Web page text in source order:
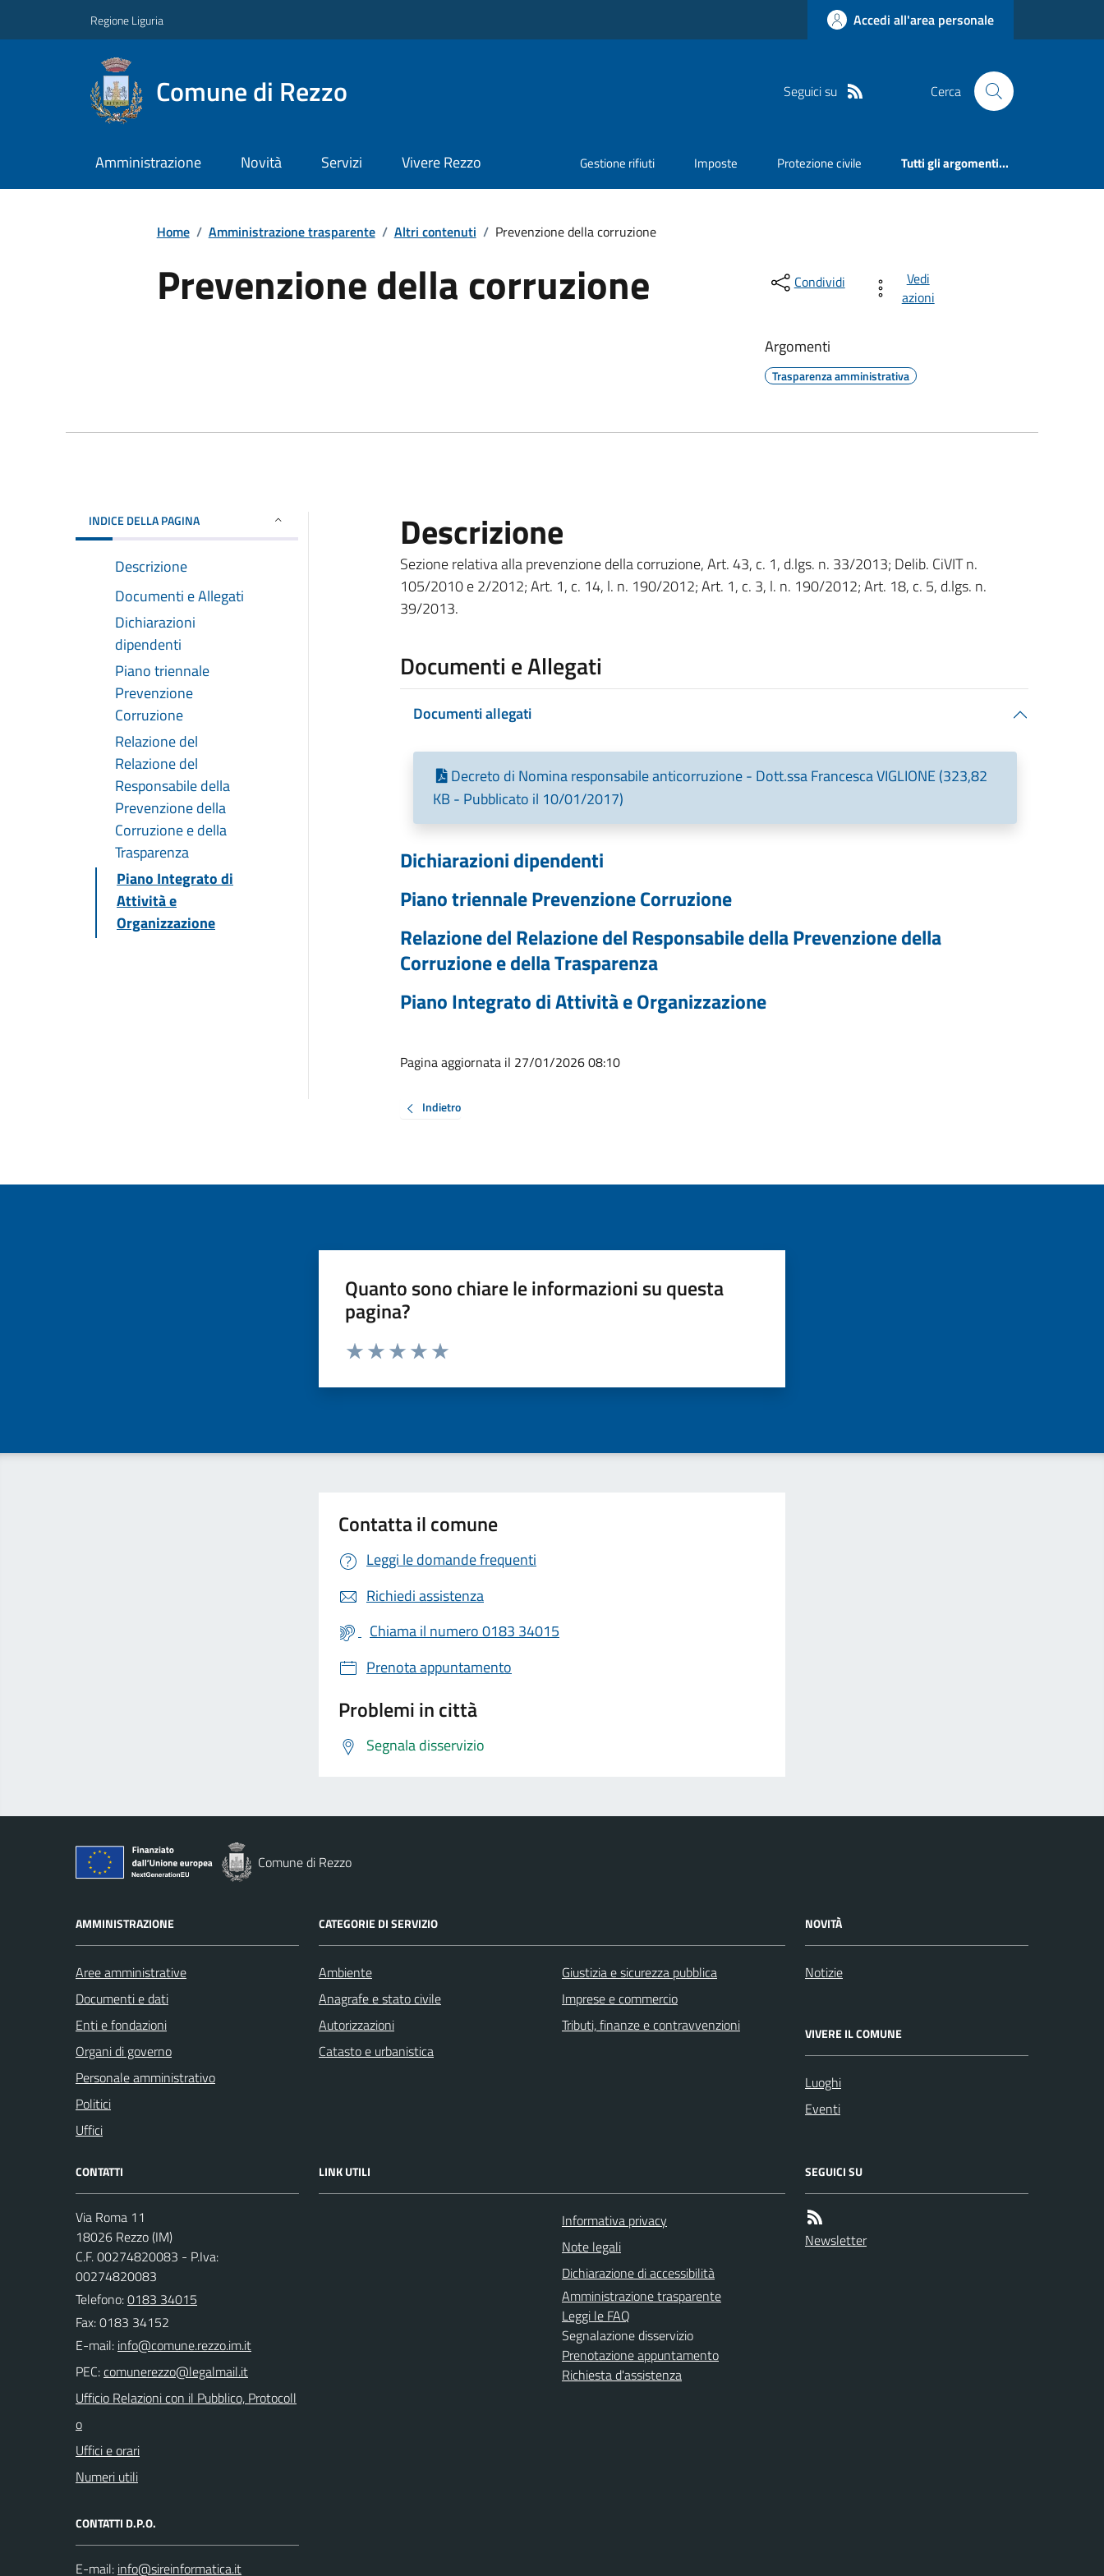
Regione Liguria Accedi all'area personale
Comune di Rezzo Seguici su Cerca
Amministrazione Novità Servizi Vivere Rezzo Gestione rifiuti Imposte Protezione civile Tutti gli argomenti...
Home / Amministrazione trasparente / Altri contenuti / Prevenzione della corruzione
Prevenzione della corruzione Condividi
Vedi
azioni
Argomenti
Trasparenza amministrativa
INDICE DELLA PAGINA
Descrizione
Documenti e Allegati
Dichiarazioni
dipendenti
Piano triennale
Prevenzione
Corruzione
Relazione del
Relazione del
Responsabile della
Prevenzione della
Corruzione e della
Trasparenza
Piano Integrato di
Attività e
Organizzazione
Descrizione
Sezione relativa alla prevenzione della corruzione, Art. 43, c. 1, d.lgs. n. 33/2013; Delib. CiVIT n.
105/2010 e 2/2012; Art. 1, c. 14, l. n. 190/2012; Art. 1, c. 3, l. n. 190/2012; Art. 18, c. 5, d.lgs. n.
39/2013.
Documenti e Allegati
Documenti allegati
Decreto di Nomina responsabile anticorruzione - Dott.ssa Francesca VIGLIONE (323,82
KB - Pubblicato il 10/01/2017)
Dichiarazioni dipendenti
Piano triennale Prevenzione Corruzione
Relazione del Relazione del Responsabile della Prevenzione della
Corruzione e della Trasparenza
Piano Integrato di Attività e Organizzazione
Pagina aggiornata il 27/01/2026 08:10
Indietro
Quanto sono chiare le informazioni su questa
pagina?
Valuta da 1 a 5 stelle la pagina
Contatta il comune
Leggi le domande frequenti
Richiedi assistenza
Chiama il numero 0183 34015
Prenota appuntamento
Problemi in città
Segnala disservizio
Comune di Rezzo
AMMINISTRAZIONE
Aree amministrative
Documenti e dati
Enti e fondazioni
Organi di governo
Personale amministrativo
Politici
Uffici
CATEGORIE DI SERVIZIO
Ambiente
Anagrafe e stato civile
Autorizzazioni
Catasto e urbanistica
Giustizia e sicurezza pubblica
Imprese e commercio
Tributi, finanze e contravvenzioni
NOVITÀ
Notizie
VIVERE IL COMUNE
Luoghi
Eventi
CONTATTI
Via Roma 11
18026 Rezzo (IM)
C.F. 00274820083 - P.Iva:
00274820083
Telefono:0183 34015
Fax: 0183 34152
E-mail:
PEC:
Ufficio Relazioni con il Pubblico, Protocoll
o
Uffici e orari
Numeri utili
CONTATTI D.P.O.
E-mail:
LINK UTILI
Informativa privacy
Note legali
Dichiarazione di accessibilità
Amministrazione trasparente
Leggi le FAQ
Segnalazione disservizio
Prenotazione appuntamento
Richiesta d'assistenza
SEGUICI SU
Newsletter